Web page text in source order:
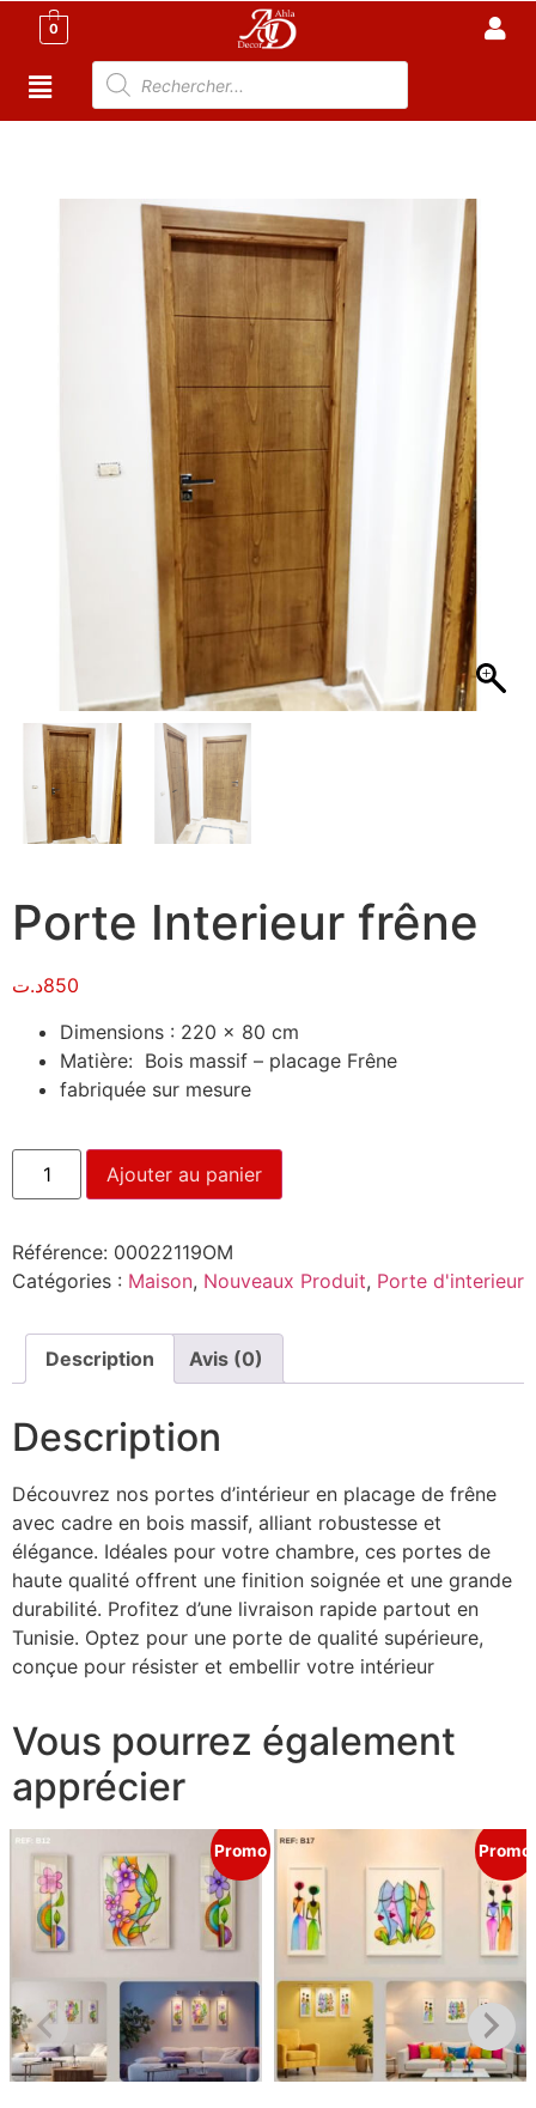
0
Porte Interieur frêne
850د.ت
Dimensions : 220 x 80 cm
Matière: Bois massif – placage Frêne
fabriquée sur mesure
Ajouter au panier
Référence: 00022119OM
Catégories : Maison, Nouveaux Produit, Porte d'interieur
Description Avis (0)
Description
Découvrez nos portes d’intérieur en placage de frêne
avec cadre en bois massif, alliant robustesse et
élégance. Idéales pour votre chambre, ces portes de
haute qualité offrent une finition soignée et une grande
durabilité. Profitez d’une livraison rapide partout en
Tunisie. Optez pour une porte de qualité supérieure,
conçue pour résister et embellir votre intérieur
Vous pourrez également
apprécier
Promo Promo